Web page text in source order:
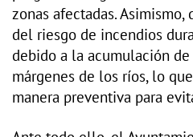
zonas afectadas.
del riesgo de incendios
debido a la acumulación
márgenes de los ríos, lo
manera preventiva para